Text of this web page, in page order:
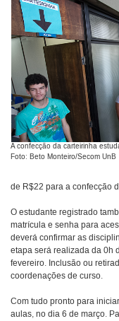
A confecção da carteirinha
Foto: Beto Monteiro/Secom UnB
de R$22 para a confecção
O estudante registrado
matrícula e senha para
deverá confirmar as
etapa será realizada da 0h
fevereiro. Inclusão ou
coordenações de curso.
Com tudo pronto para
aulas, no dia 6 de março.